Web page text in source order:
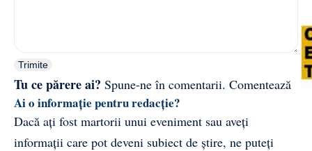
Trimite
Tu ce părere ai? Spune-ne în comentarii. Comentează
Ai o informație pentru redacție?
Dacă ați fost martorii unui eveniment sau aveți
informații care pot deveni subiect de știre, ne puteți